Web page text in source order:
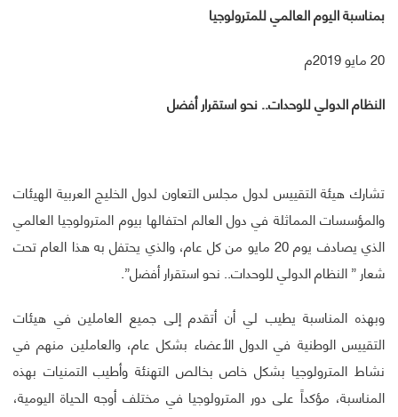
بمناسبة اليوم العالمي للمترولوجيا
20 مايو 2019م
النظام الدولي للوحدات.. نحو استقرار أفضل
تشارك هيئة التقييس لدول مجلس التعاون لدول الخليج العربية الهيئات
والمؤسسات المماثلة في دول العالم احتفالها بيوم المترولوجيا العالمي
الذي يصادف يوم 20 مايو من كل عام، والذي يحتفل به هذا العام تحت
شعار ” النظام الدولي للوحدات.. نحو استقرار أفضل”.
وبهذه المناسبة يطيب لي أن أتقدم إلى جميع العاملين في هيئات
التقييس الوطنية في الدول الأعضاء بشكل عام، والعاملين منهم في
نشاط المترولوجيا بشكل خاص بخالص التهنئة وأطيب التمنيات بهذه
المناسبة، مؤكداً على دور المترولوجيا في مختلف أوجه الحياة اليومية،